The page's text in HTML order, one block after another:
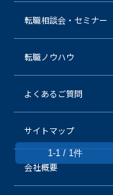
1-1 / 1件
転職相談会・セミナー
転職ノウハウ
よくあるご質問
サイトマップ
会社概要